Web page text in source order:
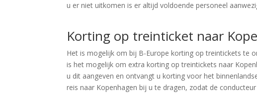
u er niet uitkomen is er altijd voldoende personeel
Korting op treinticket naar
Het is mogelijk om bij B-Europe korting op treintickets te
is het mogelijk om extra korting op treintickets naar
u dit aangeven en ontvangt u korting voor het
reis naar Kopenhagen bij u te dragen, zodat de